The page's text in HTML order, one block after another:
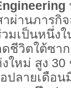
ผ่านภารกิ
วมเป็นหนึ่ง
ชีวิตใต้ซา
ใหม่ สูง
ปลายเดือ